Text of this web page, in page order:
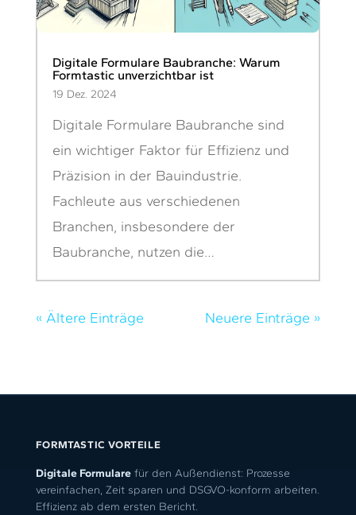
Digitale Formulare Baubranche: Warum
Formtastic unverzichtbar ist
19 Dez. 2024
Digitale Formulare Baubranche sind
ein wichtiger Faktor für Effizienz und
Präzision in der Bauindustrie.
Fachleute aus verschiedenen
Branchen, insbesondere der
Baubranche, nutzen die…
« Ältere Einträge Neuere Einträge »
FORMTASTIC VORTEILE
Digitale Formularefür den Außendienst: Prozesse
vereinfachen, Zeit sparen und DSGVO-konform arbeiten.
Effizienz ab dem ersten Bericht.